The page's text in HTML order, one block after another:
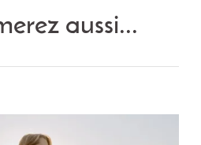
aussi...